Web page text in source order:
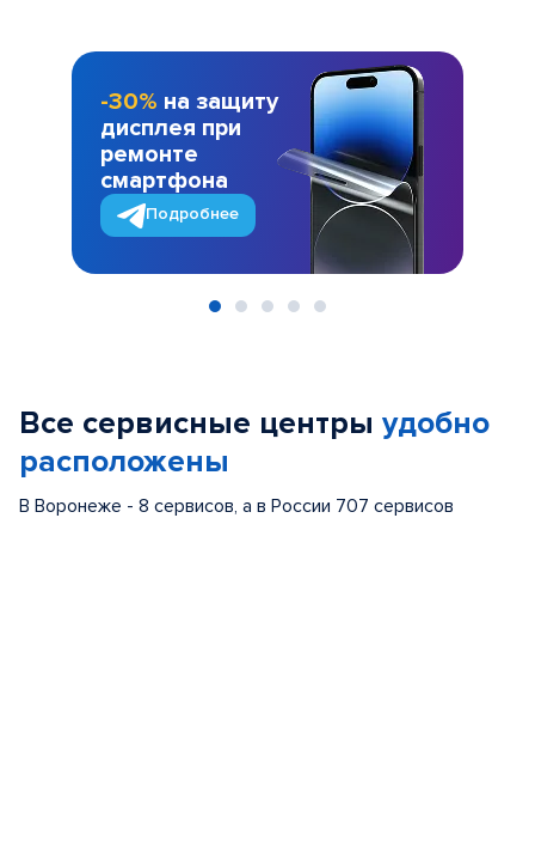
-30% на защиту
дисплея при
ремонте
смартфона
Подробнее
Все сервисные центры удобно
расположены
В Воронеже - 8 сервисов, а в России 707 сервисов